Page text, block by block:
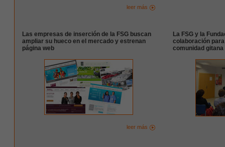
leer más
Las empresas de inserción de la FSG buscan
ampliar su hueco en el mercado y estrenan
página web
leer más
La FSG y la
colaboración
comunidad gitana